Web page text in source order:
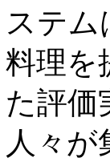
ステ
料理を
た評価
人々